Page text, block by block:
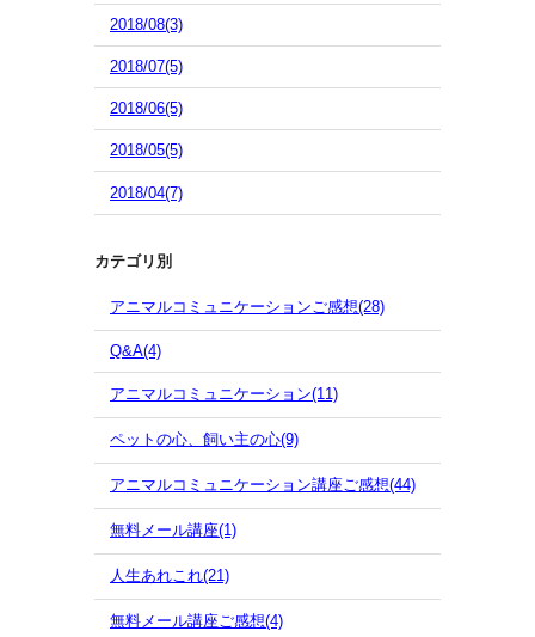
2018/08(3)
2018/07(5)
2018/06(5)
2018/05(5)
2018/04(7)
カテゴリ別
アニマルコミュニケーションご感想(28)
Q&A(4)
アニマルコミュニケーション(11)
ペットの心、飼い主の心(9)
アニマルコミュニケーション講座ご感想(44)
無料メール講座(1)
人生あれこれ(21)
無料メール講座ご感想(4)